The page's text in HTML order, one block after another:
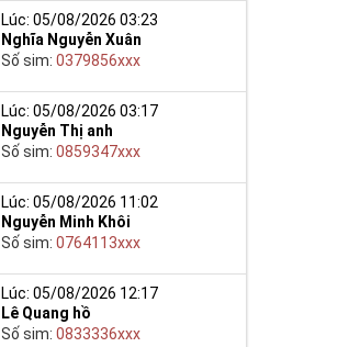
Lúc: 05/08/2026 03:23
Nghĩa Nguyễn Xuân
Số sim:0379856xxx
Lúc: 05/08/2026 03:17
Nguyễn Thị anh
Số sim:0859347xxx
Lúc: 05/08/2026 11:02
Nguyễn Minh Khôi
Số sim:0764113xxx
Lúc: 05/08/2026 12:17
Lê Quang hồ
Số sim:0833336xxx